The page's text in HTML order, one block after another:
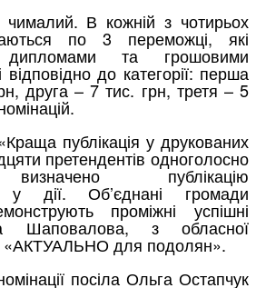
В кожній з чотирьох
по 3 переможці, які
дипломами та грошовими
відповідно до категорії: перша
друга – 7 тис. грн, третя – 5
публікація у друкованих
претендентів одноголосно
публікацію
у дії. Об’єднані громади
проміжні успішні
Шаповалова, з обласної
«АКТУАЛЬНО для подолян».
посіла Ольга Остапчук